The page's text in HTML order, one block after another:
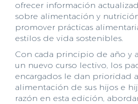
ofrecer información
sobre alimentación y
promover prácticas
estilos de vida sostenibles.
Con cada principio de año y
un nuevo curso lectivo, los
encargados le dan prioridad
alimentación de sus hijos e
razón en esta edición,